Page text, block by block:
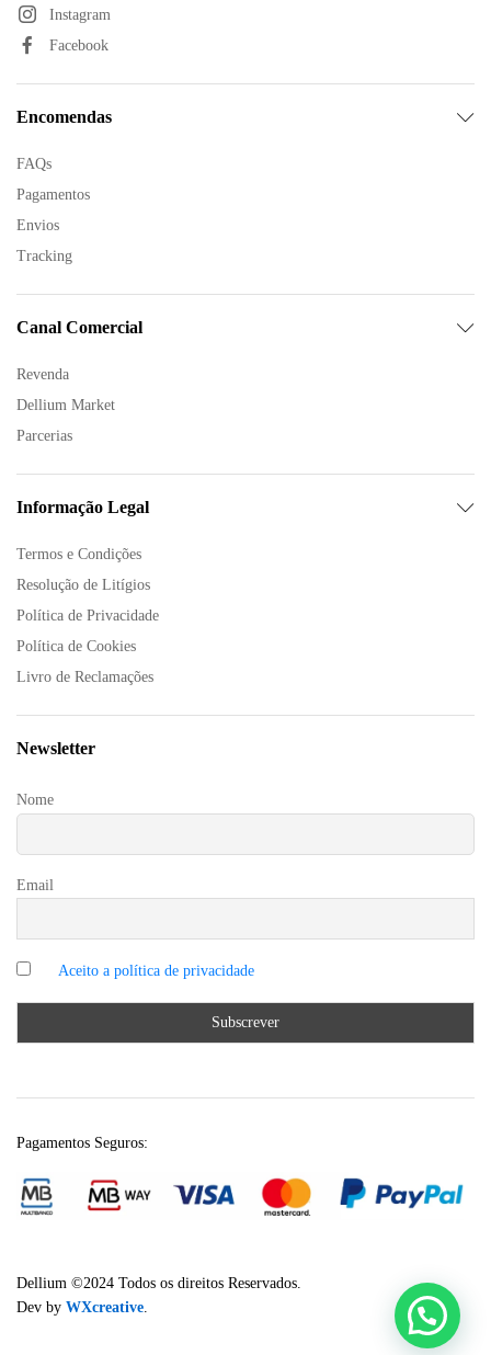
Instagram
Facebook
Encomendas
FAQs
Pagamentos
Envios
Tracking
Canal Comercial
Revenda
Dellium Market
Parcerias
Informação Legal
Termos e Condições
Resolução de Litígios
Política de Privacidade
Política de Cookies
Livro de Reclamações
Newsletter
Nome
Email
Dellium ©2024 Todos os direitos Reservados.
Dev by WXcreative.
Pagamentos Seguros: